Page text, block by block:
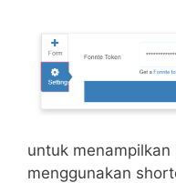
untuk
menggunakan